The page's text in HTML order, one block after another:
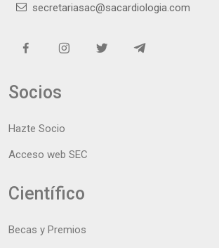
secretariasac@sacardiologia.com
Socios
Hazte Socio
Acceso web SEC
Científico
Becas y Premios